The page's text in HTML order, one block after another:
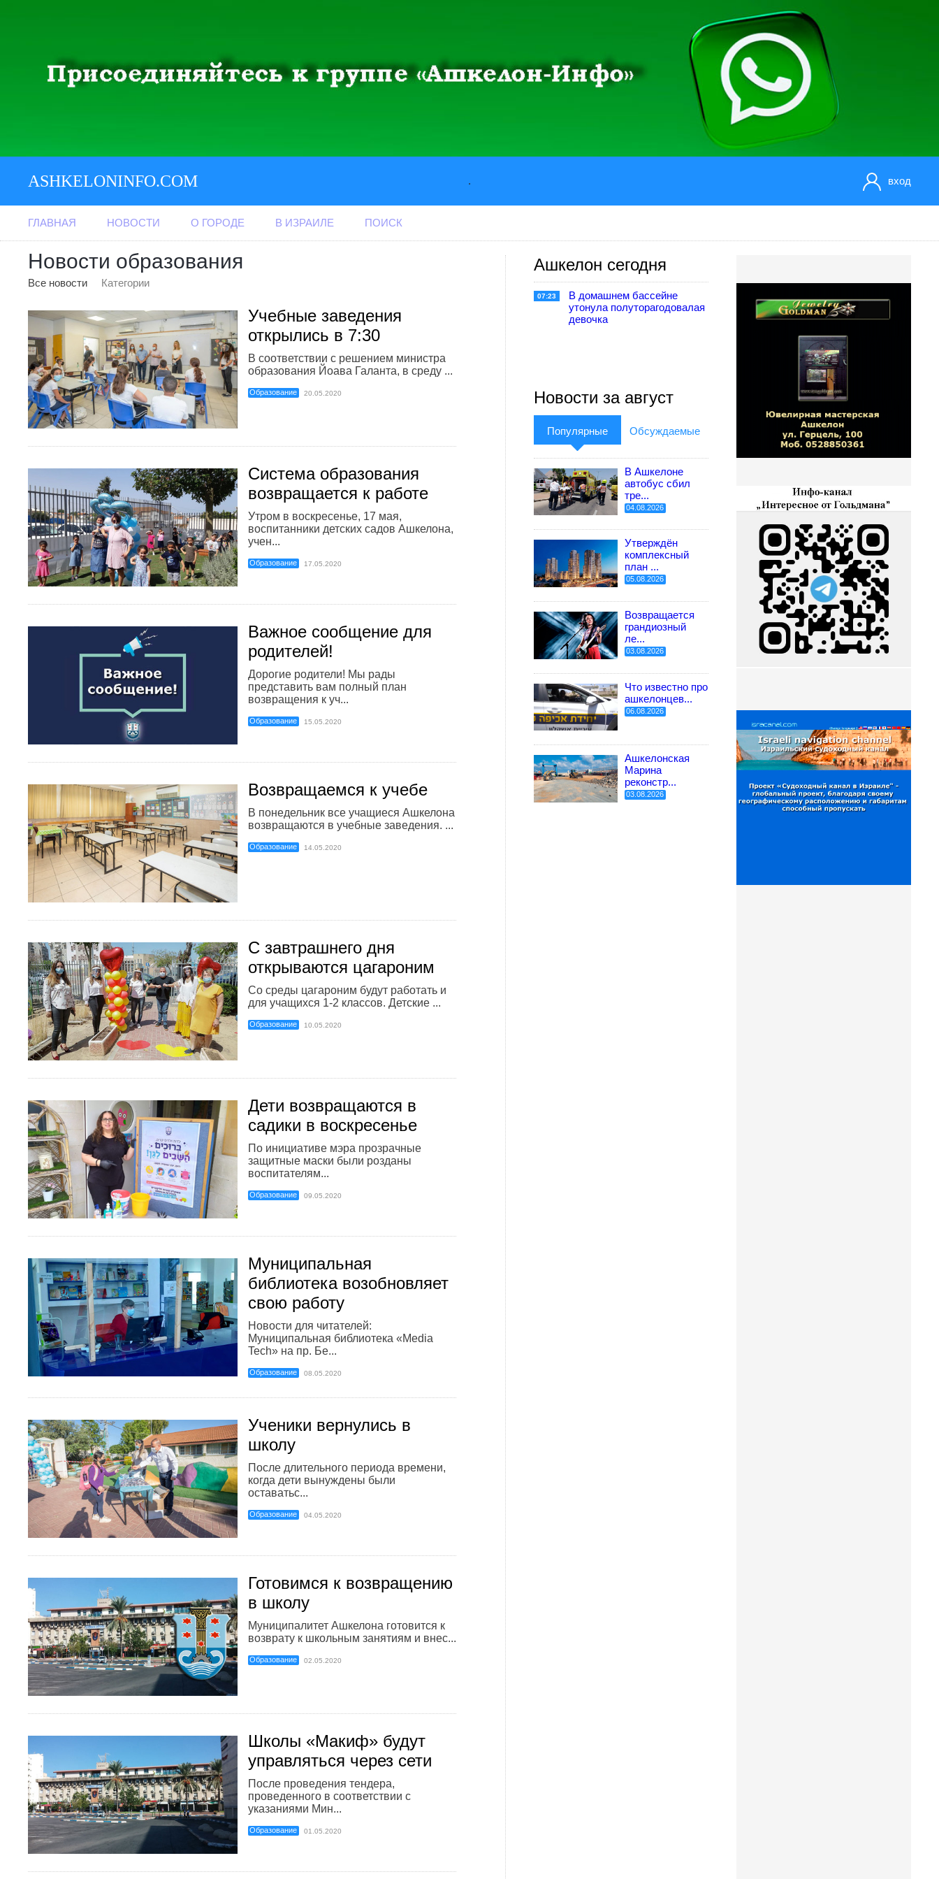
ASHKELONINFO.COM . вход
ГЛАВНАЯ НОВОСТИ О ГОРОДЕ В ИЗРАИЛЕ ПОИСК
Новости образования
Все новости Категории
Учебные заведения
открылись в 7:30
В соответствии с решением министра
образования Йоава Галанта, в среду ...
Образование 20.05.2020
Система образования
возвращается к работе
Утром в воскресенье, 17 мая,
воспитанники детских садов Ашкелона,
учен...
Образование 17.05.2020
Важное сообщение для
родителей!
Дорогие родители! Мы рады
представить вам полный план
возвращения к уч...
Образование 15.05.2020
Возвращаемся к учебе
В понедельник все учащиеся Ашкелона
возвращаются в учебные заведения. ...
Образование 14.05.2020
С завтрашнего дня
открываются цагароним
Со среды цагароним будут работать и
для учащихся 1-2 классов. Детские ...
Образование 10.05.2020
Дети возвращаются в
садики в воскресенье
По инициативе мэра прозрачные
защитные маски были розданы
воспитателям...
Образование 09.05.2020
Муниципальная
библиотека возобновляет
свою работу
Новости для читателей:
Муниципальная библиотека «Media
Tech» на пр. Бе...
Образование 08.05.2020
Ученики вернулись в
школу
После длительного периода времени,
когда дети вынуждены были
оставатьс...
Образование 04.05.2020
Готовимся к возвращению
в школу
Муниципалитет Ашкелона готовится к
возврату к школьным занятиям и внес...
Образование 02.05.2020
Школы «Макиф» будут
управляться через сети
После проведения тендера,
проведенного в соответствии с
указаниями Мин...
Образование 01.05.2020
Ашкелон сегодня
07:23
В домашнем бассейне
утонула полуторагодовалая
девочка
Новости за август
Популярные Обсуждаемые
В Ашкелоне
автобус сбил
тре...
04.08.2026
Утверждён
комплексный
план ...
05.08.2026
Возвращается
грандиозный
ле...
03.08.2026
Что известно про
ашкелонцев...
06.08.2026
Ашкелонская
Марина
реконстр...
03.08.2026